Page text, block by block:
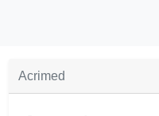
Acrimed